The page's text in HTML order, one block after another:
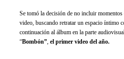
Se tomó la decisión de no incluir
video, buscando retratar un espacio íntimo
continuación al álbum en la parte
“Bombón”, el primer video del año.